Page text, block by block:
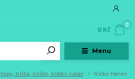
Menu
0
0 Kč
topy, trička, košile, krátký rukáv
tričko Hanes